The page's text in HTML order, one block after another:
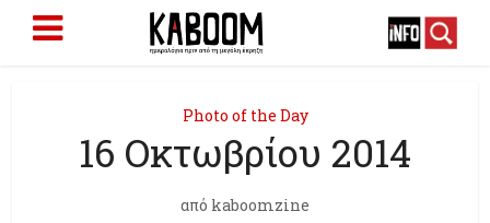
Photo of the Day
16 Οκτωβρίου 2014
από kaboomzine